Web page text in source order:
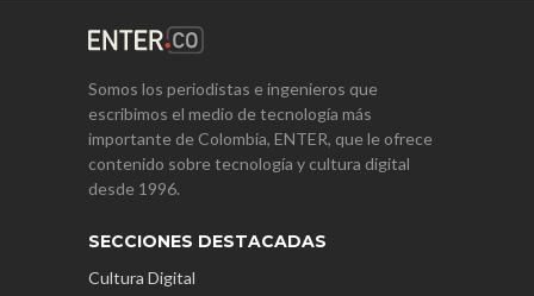
Somos los periodistas e ingenieros que
escribimos el medio de tecnología más
importante de Colombia, ENTER, que le ofrece
contenido sobre tecnología y cultura digital
desde 1996.
SECCIONES DESTACADAS
Cultura Digital